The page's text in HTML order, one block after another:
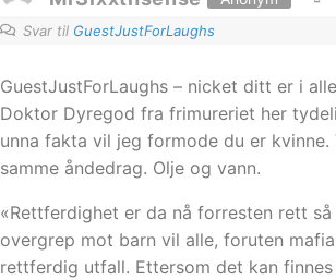
Svar til GuestJustForLaughs
GuestJustForLaughs – nicket ditt er i
Doktor Dyregod fra frimureriet her
unna fakta vil jeg formode du er
samme åndedrag. Olje og vann.
«Rettferdighet er da nå forresten rett
overgrep mot barn vil alle, foruten
rettferdig utfall. Ettersom det kan